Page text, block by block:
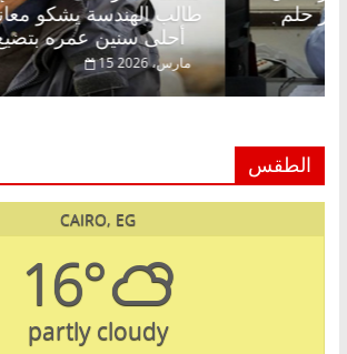
فاروق خبير اقتصادي في انتظار حلم
الطقس
CAIRO, EG
16°
partly cloudy